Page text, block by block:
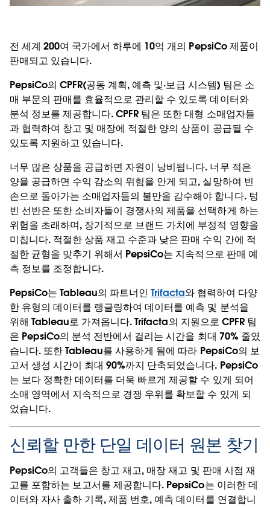
전 세계 200여 국가에서 하루에 10억 개의 PepsiCo 제품이
판매되고 있습니다.
PepsiCo의 CPFR(공동 계획, 예측 및·보급 시스템) 팀은 소
매 부문의 판매를 효율적으로 관리할 수 있도록 데이터와
분석 정보를 제공합니다. CPFR 팀은 또한 대형 소매업자들
과 협력하여 창고 및 매장에 적절한 양의 상품이 공급될 수
있도록 지원하고 있습니다.
너무 많은 상품을 공급하면 자원이 낭비됩니다. 너무 적은
양을 공급하면 수익 감소의 위험을 안게 되고, 실망하여 빈
손으로 돌아가는 소매업자들의 불만을 감수해야 합니다. 텅
빈 선반은 또한 소비자들이 경쟁사의 제품을 선택하게 하는
위험을 초래하며, 장기적으로 브랜드 가치에 부정적 영향을
미칩니다. 적절한 상품 재고 수준과 낮은 판매 수익 간에 적
절한 균형을 맞추기 위해서 PepsiCo는 지속적으로 판매 예
측 정보를 조정합니다.
PepsiCo는 Tableau의 파트너인Trifacta와 협력하여 다양
한 유형의 데이터를 랭글링하여 데이터를 예측 및 분석을
위해 Tableau로 가져옵니다. Trifacta의 지원으로 CPFR 팀
은 PepsiCo의 분석 전반에서 걸리는 시간을 최대 70% 줄였
습니다. 또한 Tableau를 사용하게 됨에 따라 PepsiCo의 보
고서 생성 시간이 최대 90%까지 단축되었습니다. PepsiCo
는 보다 정확한 데이터를 더욱 빠르게 제공할 수 있게 되어
소매 영역에서 지속적으로 경쟁 우위를 확보할 수 있게 되
었습니다.
신뢰할 만한 단일 데이터 원본 찾기
PepsiCo의 고객들은 창고 재고, 매장 재고 및 판매 시점 재
고를 포함하는 보고서를 제공합니다. PepsiCo는 이러한 데
이터와 자사 출하 기록, 제품 번호, 예측 데이터를 연결합니